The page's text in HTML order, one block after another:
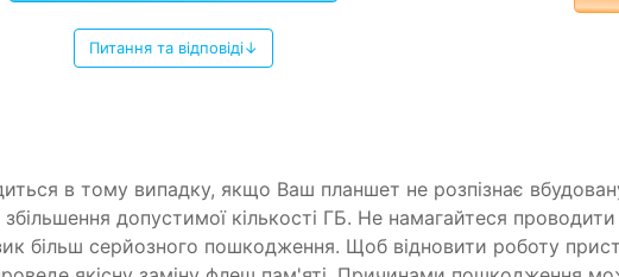
Питання та відповіді↓
в тому випадку, якщо Ваш планшет не розпізнає
допустимої кількості ГБ. Не намагайтеся
більш серйозного пошкодження. Щоб відновити роботу